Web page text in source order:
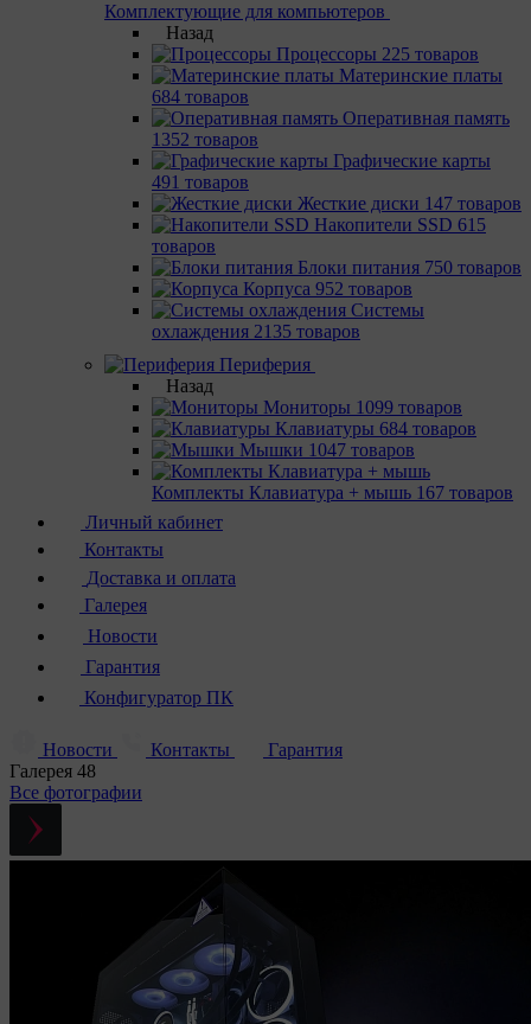
Комплектующие для компьютеров
Назад
Процессоры 225 товаров
Материнcкие платы
684 товаров
Оперативная память
1352 товаров
Графические карты
491 товаров
Жесткие диски 147 товаров
Накопители SSD 615
товаров
Блоки питания 750 товаров
Корпуса 952 товаров
Системы
охлаждения 2135 товаров
Периферия
Назад
Мониторы 1099 товаров
Клавиатуры 684 товаров
Мышки 1047 товаров
Комплекты Клавиатура + мышь 167 товаров
Личный кабинет
Контакты
Доставка и оплата
Галерея
Новости
Гарантия
Конфигуратор ПК
Новости Контакты
Гарантия
Галерея 48
Все фотографии